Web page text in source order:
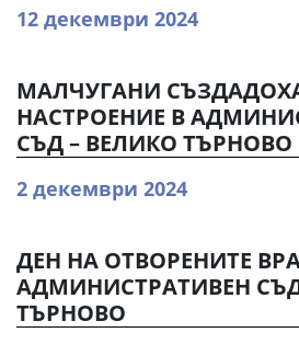
12 декември 2024
МАЛЧУГАНИ
НАСТРОЕНИЕ В
СЪД – ВЕЛИКО ТЪРНОВО
2 декември 2024
ДЕН НА ОТВОРЕНИТЕ
АДМИНИСТРАТИВЕН
ТЪРНОВО